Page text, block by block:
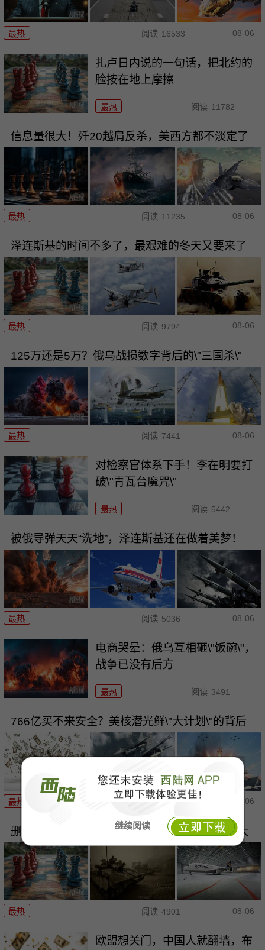
继续阅读
最热 阅读 16533 08-06
扎卢日内说的一句话，把北约的
脸按在地上摩擦
最热 阅读 11782
信息量很大！歼20越肩反杀，美西方都不淡定了
最热 阅读 11235 08-06
泽连斯基的时间不多了，最艰难的冬天又要来了
最热 阅读 9794 08-06
125万还是5万？俄乌战损数字背后的\"三国杀\"
最热 阅读 7441 08-06
对检察官体系下手！李在明要打
破\"青瓦台魔咒\"
最热 阅读 5442
被俄导弹天天“洗地”，泽连斯基还在做着美梦！
最热 阅读 5036 08-06
电商哭晕：俄乌互相砸\"饭碗\"，
战争已没有后方
最热 阅读 3491
766亿买不来安全？美核潜光鲜\"大计划\"的背后
最热 阅读 5807 08-06
删去28字，扩军一整本！高市的把戏骗不了东大
最热 阅读 4901 08-06
欧盟想关门，中国人就翻墙，布